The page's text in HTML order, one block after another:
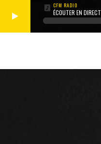
ÉCOUTER EN DIRECT